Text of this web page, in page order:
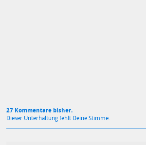
27 Kommentare bisher.
Dieser Unterhaltung fehlt Deine Stimme.